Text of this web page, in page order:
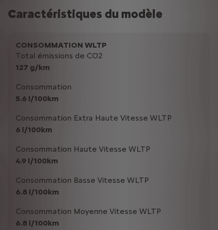
Caractéristiques du modèle
CONSOMMATION WLTP
Total émissions de CO2
127 g/km
Consommation
5.6 l/100km
Consommation Extra Haute Vitesse WLTP
6 l/100km
Consommation Haute Vitesse WLTP
4.9 l/100km
Consommation Basse Vitesse WLTP
6.8 l/100km
Consommation Moyenne Vitesse WLTP
6.8 l/100km